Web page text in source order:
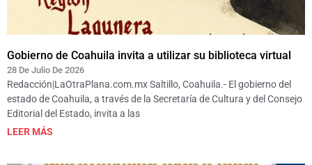
Gobierno de Coahuila invita a utilizar su biblioteca virtual
28 De Julio De 2026
Redacción|LaOtraPlana.com.mx Saltillo, Coahuila.- El gobierno del
estado de Coahuila, a través de la Secretaría de Cultura y del Consejo
Editorial del Estado, invita a las
LEER MÁS